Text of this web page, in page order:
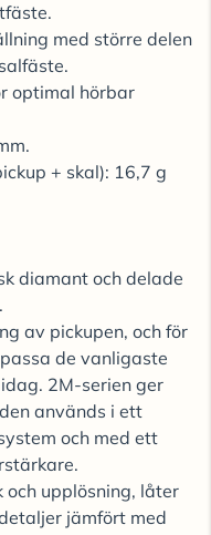
med större delen
optimal hörbar
+ skal): 16,7 g
diamant och delade
av pickupen, och för
de vanligaste
2M-serien ger
används i ett
och med ett
och upplösning, låter
jämfört med